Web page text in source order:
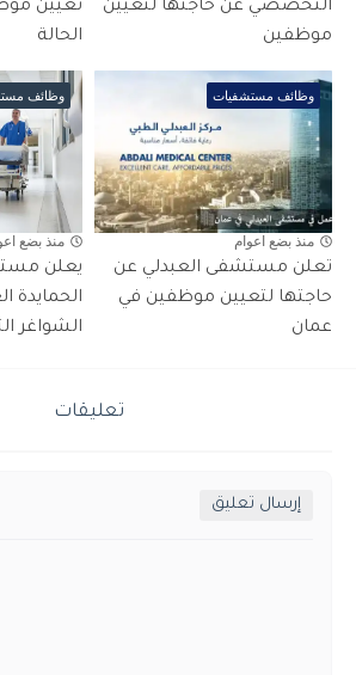
التخصصي عن حاجتها لتعيين
موظفين
تعيين
الحالة
وظائف مستشفيات
منذ بضع اعوام
تعلن مستشفى العبدلي عن
حاجتها لتعيين موظفين في
عمان
وظائف
منذ بضع
يعلن
الحمايدة
الشواغر
تعليقات
إرسال تعليق